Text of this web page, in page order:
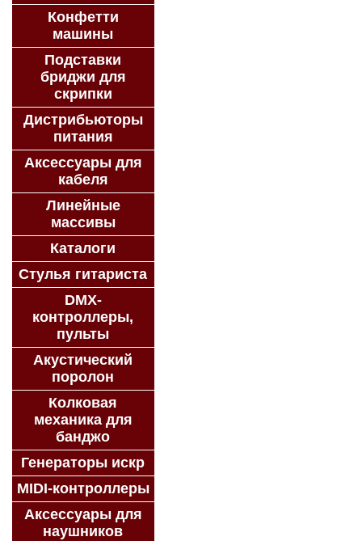
Конфетти
машины
Подставки
бриджи для
скрипки
Дистрибьюторы
питания
Аксессуары для
кабеля
Линейные
массивы
Каталоги
Стулья гитариста
DMX-
контроллеры,
пульты
Акустический
поролон
Колковая
механика для
банджо
Генераторы искр
MIDI-контроллеры
Аксессуары для
наушников